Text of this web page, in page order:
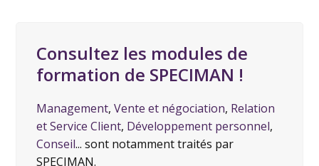
Consultez les modules de
formation de SPECIMAN !
Management,Vente et négociation, Relation
et Service Client, Développement personnel,
Conseil... sont notamment traités par
SPECIMAN.